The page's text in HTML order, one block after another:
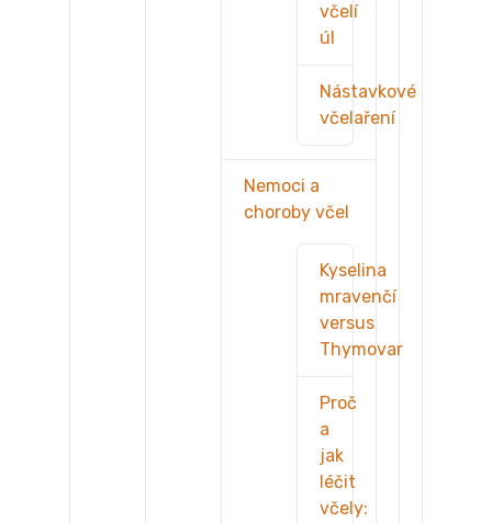
včelí
úl
Nástavkové
včelaření
Nemoci a
choroby včel
Kyselina
mravenčí
versus
Thymovar
Proč
a
jak
léčit
včely: